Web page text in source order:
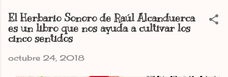
El Herbario Sonoro de Raúl Alcanduerca
es un libro que nos ayuda a cultivar los
cinco sentidos
octubre 24, 2018